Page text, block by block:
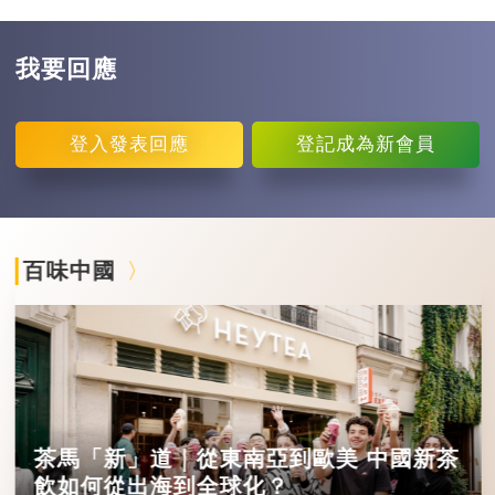
我要回應
登入 發表回應 登記成為新會員
百味中國
茶馬「新」道｜從東南亞到歐美 中國新茶
飲如何從出海到全球化？